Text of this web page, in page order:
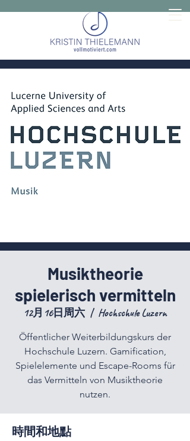
Musiktheorie
spielerisch vermitteln
12月16日周六
  |
Hochschule Luzern
Öffentlicher Weiterbildungskurs der
Hochschule Luzern. Gamification,
Spielelemente und Escape-Rooms für
das Vermitteln von Musiktheorie
nutzen.
時間和地點